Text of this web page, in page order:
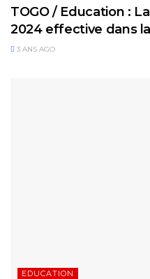
TOGO / Education :
2024 effective dans
3 ANS AGO
EDUCATION